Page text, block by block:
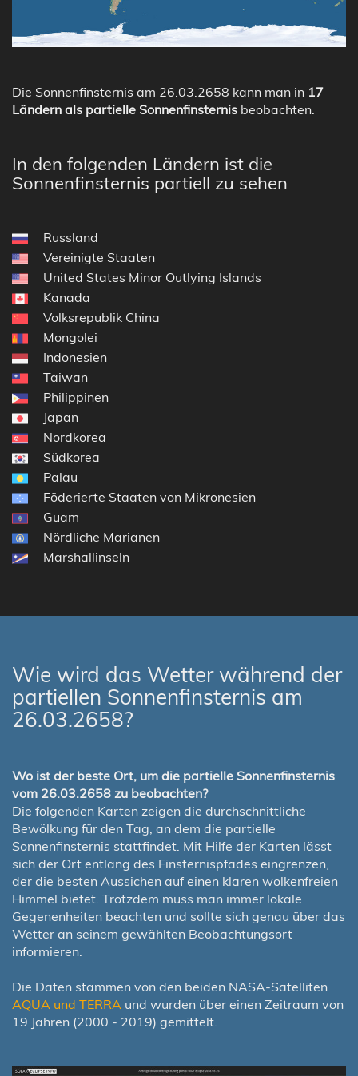
Die Sonnenfinsternis am 26.03.2658 kann man in 17
Ländern als partielle Sonnenfinsternis beobachten.
In den folgenden Ländern ist die
Sonnenfinsternis partiell zu sehen
Russland
Vereinigte Staaten
United States Minor Outlying Islands
Kanada
Volksrepublik China
Mongolei
Indonesien
Taiwan
Philippinen
Japan
Nordkorea
Südkorea
Palau
Föderierte Staaten von Mikronesien
Guam
Nördliche Marianen
Marshallinseln
Wie wird das Wetter während der
partiellen Sonnenfinsternis am
26.03.2658?
Wo ist der beste Ort, um die partielle Sonnenfinsternis
vom 26.03.2658 zu beobachten?
Die folgenden Karten zeigen die durchschnittliche
Bewölkung für den Tag, an dem die partielle
Sonnenfinsternis stattfindet. Mit Hilfe der Karten lässt
sich der Ort entlang des Finsternispfades eingrenzen,
der die besten Aussichen auf einen klaren wolkenfreien
Himmel bietet. Trotzdem muss man immer lokale
Gegenenheiten beachten und sollte sich genau über das
Wetter an seinem gewählten Beobachtungsort
informieren.
Die Daten stammen von den beiden NASA-Satelliten
AQUA und TERRA und wurden über einen Zeitraum von
19 Jahren (2000 - 2019) gemittelt.